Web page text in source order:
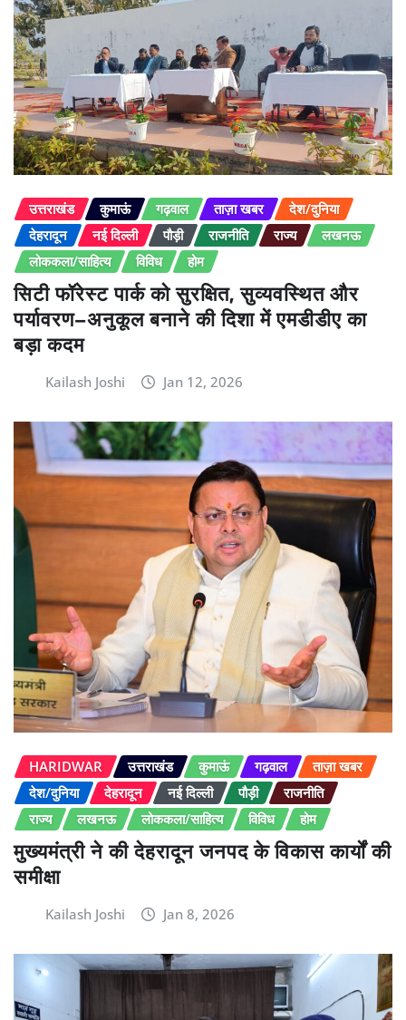
उत्तराखंड कुमाऊं गढ़वाल ताज़ा खबर
देश/दुनिया
देहरादून
नई दिल्ली पौड़ी राजनीति राज्य
लखनऊ
लोककला/साहित्य
विविध होम
सिटी फॉरेस्ट पार्क को सुरक्षित, सुव्यवस्थित और
पर्यावरण–अनुकूल बनाने की दिशा में एमडीडीए का
बड़ा कदम
Kailash Joshi Jan 12, 2026
HARIDWAR उत्तराखंड कुमाऊं गढ़वाल
ताज़ा खबर
देश/दुनिया
देहरादून नई दिल्ली पौड़ी
राजनीति
राज्य
लखनऊ लोककला/साहित्य विविध होम
मुख्यमंत्री ने की देहरादून जनपद के विकास कार्यों की
समीक्षा
Kailash Joshi Jan 8, 2026